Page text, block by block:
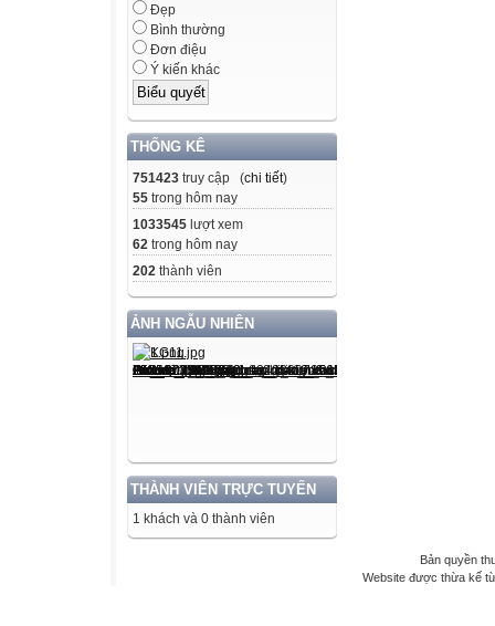
Đẹp
Bình thường
Đơn điệu
Ý kiến khác
THỐNG KÊ
751423 truy cập (chi tiết)
55 trong hôm nay
1033545 lượt xem
62 trong hôm nay
202 thành viên
ẢNH NGẪU NHIÊN
THÀNH VIÊN TRỰC TUYẾN
1 khách và 0 thành viên
Bản quyền
Website được thừa kế